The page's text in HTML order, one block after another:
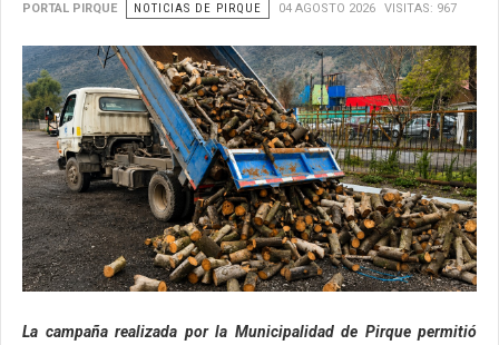
PORTAL PIRQUE NOTICIAS DE PIRQUE 04 AGOSTO 2026 VISITAS: 967
La campaña realizada por la Municipalidad de Pirque permitió